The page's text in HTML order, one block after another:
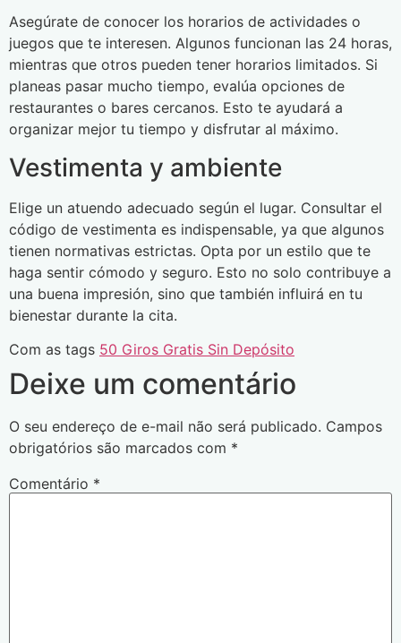
Asegúrate de conocer los horarios de actividades o
juegos que te interesen. Algunos funcionan las 24 horas,
mientras que otros pueden tener horarios limitados. Si
planeas pasar mucho tiempo, evalúa opciones de
restaurantes o bares cercanos. Esto te ayudará a
organizar mejor tu tiempo y disfrutar al máximo.
Vestimenta y ambiente
Elige un atuendo adecuado según el lugar. Consultar el
código de vestimenta es indispensable, ya que algunos
tienen normativas estrictas. Opta por un estilo que te
haga sentir cómodo y seguro. Esto no solo contribuye a
una buena impresión, sino que también influirá en tu
bienestar durante la cita.
Com as tags 50 Giros Gratis Sin Depósito
Deixe um comentário
O seu endereço de e-mail não será publicado. Campos
obrigatórios são marcados com *
Comentário *